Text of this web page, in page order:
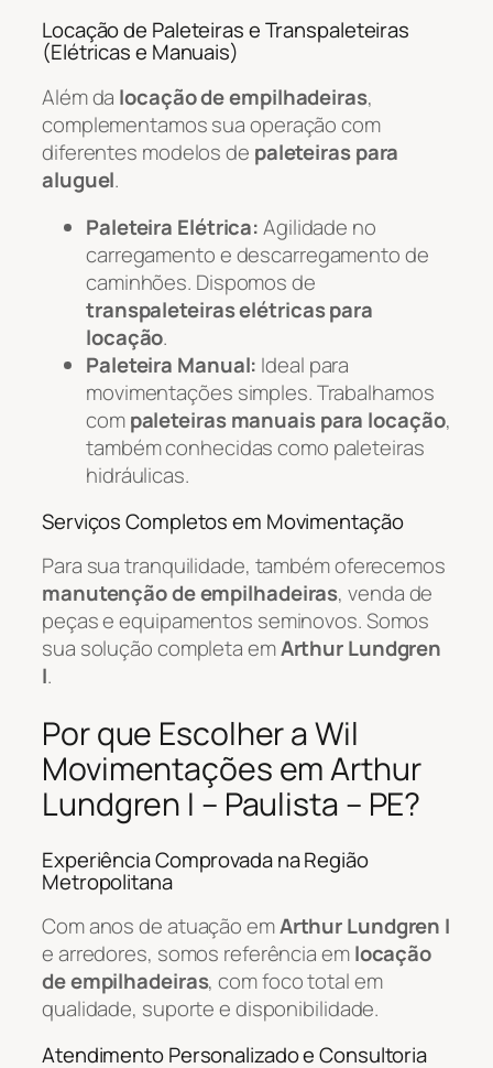
Locação de Paleteiras e Transpaleteiras
(Elétricas e Manuais)
Além da locação de empilhadeiras,
complementamos sua operação com
diferentes modelos de paleteiras para
aluguel.
Paleteira Elétrica:Agilidade no
carregamento e descarregamento de
caminhões. Dispomos de
transpaleteiras elétricas para
locação.
Paleteira Manual: Ideal para
movimentações simples. Trabalhamos
compaleteiras manuais para locação,
também conhecidas como paleteiras
hidráulicas.
Serviços Completos em Movimentação
Para sua tranquilidade, também oferecemos
manutenção de empilhadeiras, venda de
peças e equipamentos seminovos. Somos
sua solução completa emArthur Lundgren
I.
Por que Escolher a Wil
Movimentações em Arthur
Lundgren I – Paulista – PE?
Experiência Comprovada na Região
Metropolitana
Com anos de atuação emArthur Lundgren I
e arredores, somos referência emlocação
de empilhadeiras, com foco total em
qualidade, suporte e disponibilidade.
Atendimento Personalizado e Consultoria